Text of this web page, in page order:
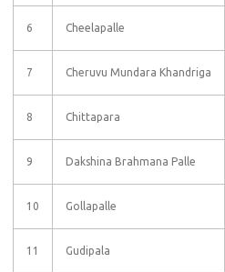
6 Cheelapalle
7 Cheruvu Mundara Khandriga
8 Chittapara
9 Dakshina Brahmana Palle
10 Gollapalle
11 Gudipala